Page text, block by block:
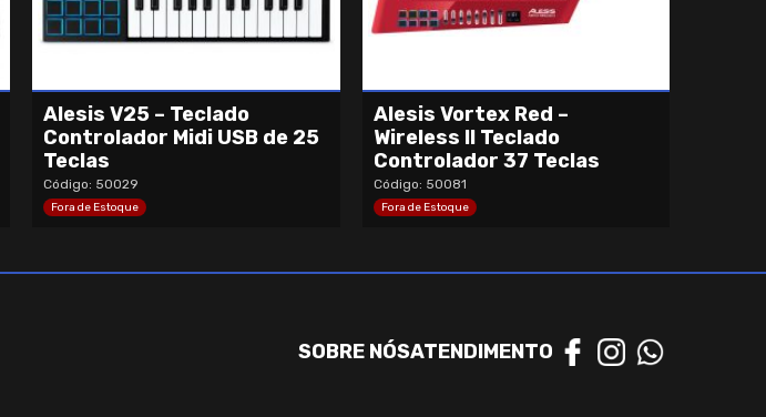
Alesis V25 – Teclado
Controlador Midi USB de 25
Teclas
Código: 50029
Fora de Estoque
Alesis Vortex Red –
Wireless II Teclado
Controlador 37 Teclas
Código: 50081
Fora de Estoque
SOBRE NÓSATENDIMENTO